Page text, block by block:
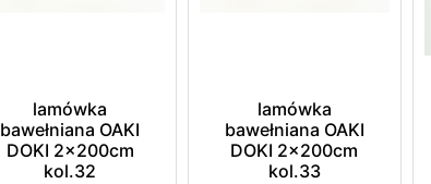
lamówka
bawełniana OAKI
DOKI 2x200cm
kol.32
lamówka
bawełniana OAKI
DOKI 2x200cm
kol.33